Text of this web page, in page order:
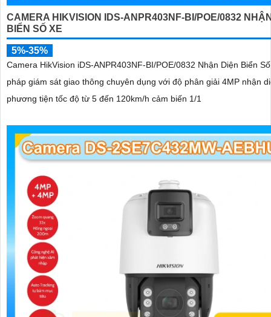
CAMERA HIKVISION IDS-ANPR403NF-BI/POE/0832
BIỂN SỐ XE
5%-35%
Camera HikVision iDS-ANPR403NF-BI/POE/0832 Nhận Diện Biển
pháp giám sát giao thông chuyên dụng với độ phân giải 4MP nhận
phương tiện tốc độ từ 5 đến 120km/h cảm biến 1/1